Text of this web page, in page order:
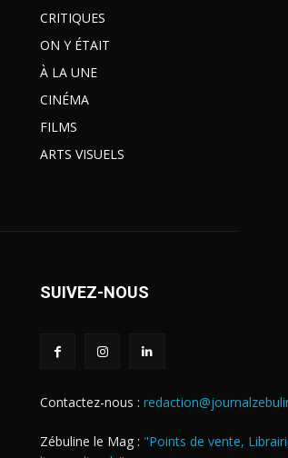
CRITIQUES
ON Y ÉTAIT
À LA UNE
CINÉMA
FILMS
ARTS VISUELS
SUIVEZ-NOUS
Contactez-nous :
Zébuline le Mag : "Points de vente,